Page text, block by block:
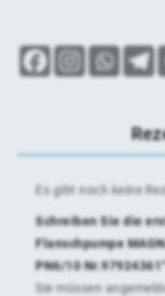
Es gibt noch keine
Schreiben Sie die
Flanschpumpe
PN6/10
Sie müssen